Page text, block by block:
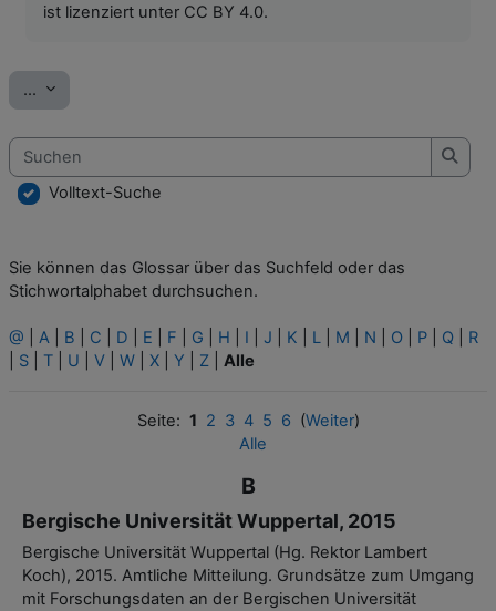
ist lizenziert unter CC BY 4.0.
... Einträge exportieren
Suchen
Volltext-Suche
Sie können das Glossar über das Suchfeld oder das
Stichwortalphabet durchsuchen.
@ A B C D E F G H I J K L M N O P Q
R
S T U V W X Y Z Alle
Seite: 1 2 3 4 5 6 (Weiter)
Alle
B
Bergische Universität Wuppertal, 2015
Bergische Universität Wuppertal (Hg. Rektor Lambert
Koch), 2015. Amtliche Mitteilung. Grundsätze zum Umgang
mit Forschungsdaten an der Bergischen Universität